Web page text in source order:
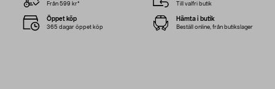
Från 599 kr* Till valfri butik
Öppet köp
365 dagar öppet köp
Hämta i butik
Beställ online, från butikslager